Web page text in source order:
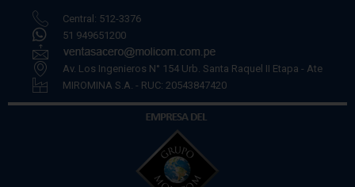
Central: 512-3376
51 949651200
Av. Los Ingenieros N° 154 Urb. Santa Raquel II Etapa - Ate
MIROMINA S.A. - RUC: 20543847420